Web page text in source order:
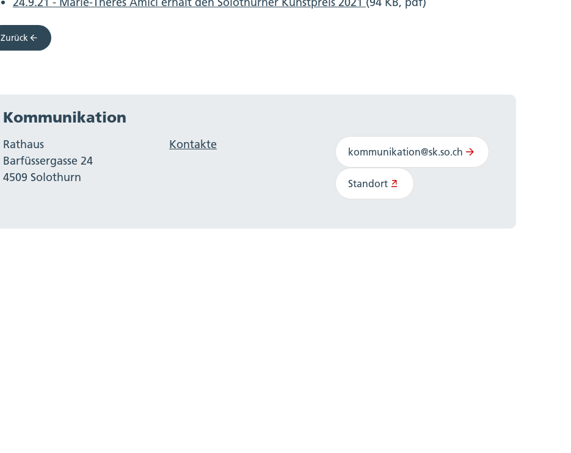
Zurück
Kommunikation
Rathaus
Barfüssergasse 24
4509 Solothurn
Kontakte
kommunikation@sk.so.ch
Standort